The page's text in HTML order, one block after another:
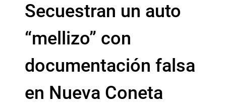
Secuestran un auto
“mellizo” con
documentación falsa
en Nueva Coneta